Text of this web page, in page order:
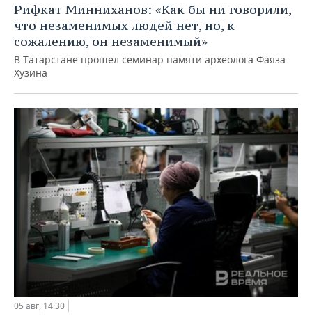
Рифкат Минниханов: «Как бы ни говорили,
что незаменимых людей нет, но, к
сожалению, он незаменимый»
В Татарстане прошел семинар памяти археолога Фаяза
Хузина
05 авг, 14:30